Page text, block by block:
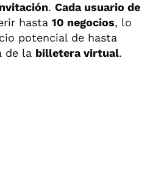
. Cada usuario de
hasta 10 negocios, lo
potencial de hasta
de la billetera virtual.